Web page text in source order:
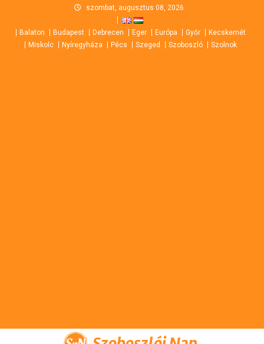
content
szombat, augusztus 08, 2026
Balaton Budapest Debrecen Eger Európa Győr
Kecskemét
Miskolc
Nyíregyháza Pécs Szeged Szoboszló Szolnok